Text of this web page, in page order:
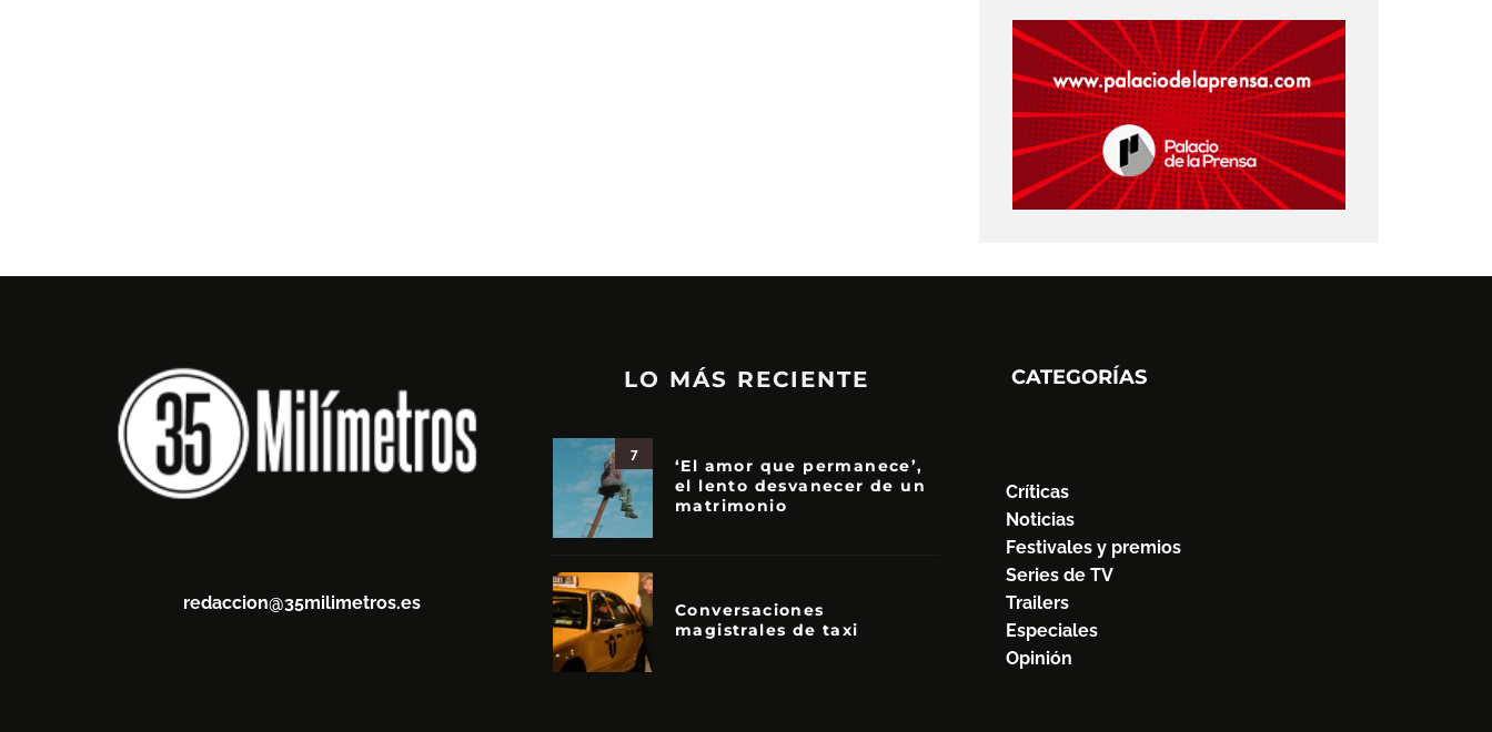
redaccion@35milimetros.es
LO MÁS RECIENTE
7
‘El amor que permanece’,
el lento desvanecer de un
matrimonio
Conversaciones
magistrales de taxi
CATEGORÍAS
Críticas
Noticias
Festivales y premios
Series de TV
Trailers
Especiales
Opinión